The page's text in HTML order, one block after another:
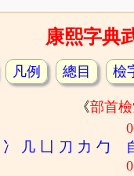
康熙字典
凡例 總目 檢
《部首
冫 几 凵 刀 力 勹